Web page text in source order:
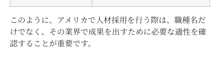
このように、アメリカで人材採用を行う際は、職種名だ
けでなく、その業界で成果を出すために必要な適性を確
認することが重要です。